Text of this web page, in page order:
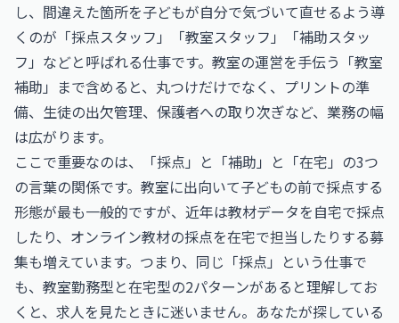
し、間違えた箇所を子どもが自分で気づいて直せるよう導
くのが「採点スタッフ」「教室スタッフ」「補助スタッ
フ」などと呼ばれる仕事です。教室の運営を手伝う「教室
補助」まで含めると、丸つけだけでなく、プリントの準
備、生徒の出欠管理、保護者への取り次ぎなど、業務の幅
は広がります。
ここで重要なのは、「採点」と「補助」と「在宅」の3つ
の言葉の関係です。教室に出向いて子どもの前で採点する
形態が最も一般的ですが、近年は教材データを自宅で採点
したり、オンライン教材の採点を在宅で担当したりする募
集も増えています。つまり、同じ「採点」という仕事で
も、教室勤務型と在宅型の2パターンがあると理解してお
くと、求人を見たときに迷いません。あなたが探している